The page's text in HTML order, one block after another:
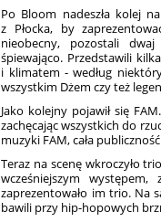
Po Bloom nadeszła kolej
z Płocka, by
nieobecny, pozostali
śpiewająco. Przedstawili
i klimatem - według
wszystkim Dżem czy też
Jako kolejny pojawił się
zachęcając wszystkich do
muzyki FAM, cała
Teraz na scenę wkroczyło
wcześniejszym
zaprezentowało im trio. Na
bawili przy hip-hopowych